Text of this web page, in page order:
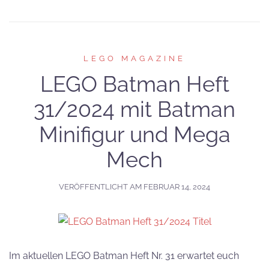
LEGO MAGAZINE
LEGO Batman Heft
31/2024 mit Batman
Minifigur und Mega
Mech
VERÖFFENTLICHT AM FEBRUAR 14, 2024
Im aktuellen LEGO Batman Heft Nr. 31 erwartet euch